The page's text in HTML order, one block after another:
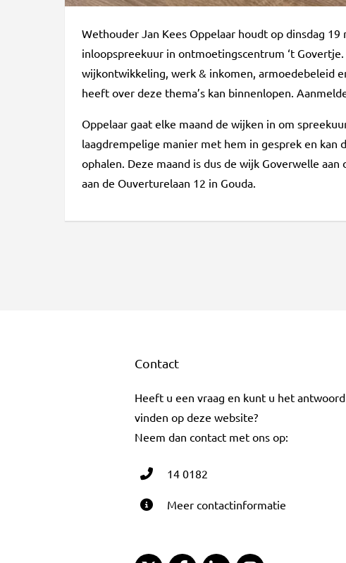
Wethouder Jan Kees Oppelaar houdt op dinsdag
inloopspreekuur in ontmoetingscentrum ‘t
wijkontwikkeling, werk & inkomen, armoedebeleid
heeft over deze thema’s kan binnenlopen.
Oppelaar gaat elke maand de wijken in om
laagdrempelige manier met hem in gesprek en
ophalen. Deze maand is dus de wijk Goverwelle
aan de Ouverturelaan 12 in Gouda.
Contact
Heeft u een vraag en kunt u het
vinden op deze website?
Neem dan contact met ons op:
14 0182
Meer contactinformatie